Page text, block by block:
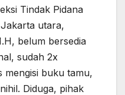
Tindak Pidana
utara,
belum bersedia
sudah 2x
mengisi buku tamu,
Diduga, pihak